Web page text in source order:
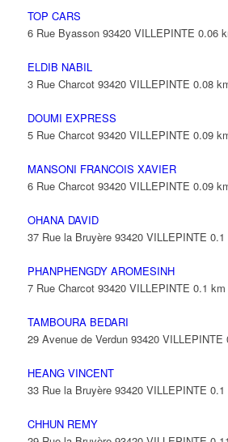
TOP CARS
6 Rue Byasson 93420 VILLEPINTE 0.06
ELDIB NABIL
3 Rue Charcot 93420 VILLEPINTE 0.08
DOUMI EXPRESS
5 Rue Charcot 93420 VILLEPINTE 0.09
MANSONI FRANCOIS XAVIER
6 Rue Charcot 93420 VILLEPINTE 0.09
OHANA DAVID
37 Rue la Bruyère 93420 VILLEPINTE 0.1
PHANPHENGDY AROMESINH
7 Rue Charcot 93420 VILLEPINTE 0.1 km
TAMBOURA BEDARI
29 Avenue de Verdun 93420 VILLEPINTE
HEANG VINCENT
33 Rue la Bruyère 93420 VILLEPINTE 0.1
CHHUN REMY